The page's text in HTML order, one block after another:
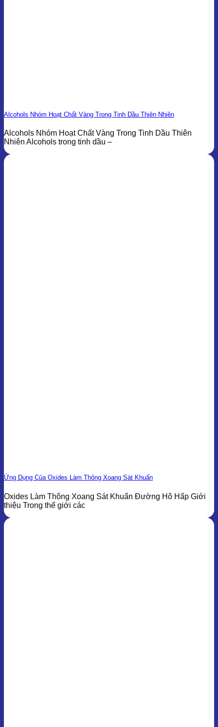
Alcohols Nhóm Hoạt Chất Vàng Trong Tinh Dầu Thiên Nhiên
Alcohols Nhóm Hoạt Chất Vàng Trong Tinh Dầu Thiên
Nhiên Alcohols trong tinh dầu –
Ứng Dụng Của Oxides Làm Thông Xoang Sát Khuẩn
Oxides Làm Thông Xoang Sát Khuẩn Đường Hô Hấp Giới
thiệu Trong thế giới các